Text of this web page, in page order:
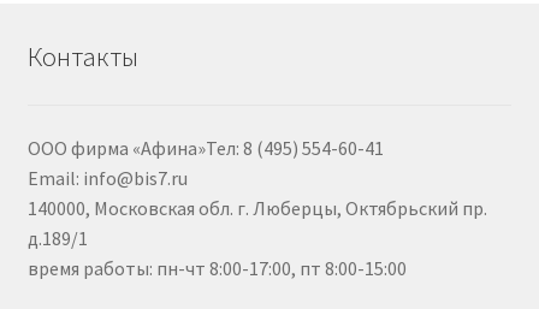
Контакты
ООО фирма «Афина»Тел: 8 (495) 554-60-41
Email: info@bis7.ru
140000, Московская обл. г. Люберцы, Октябрьский пр.
д.189/1
время работы: пн-чт 8:00-17:00, пт 8:00-15:00